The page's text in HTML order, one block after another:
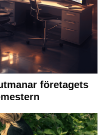
företagets